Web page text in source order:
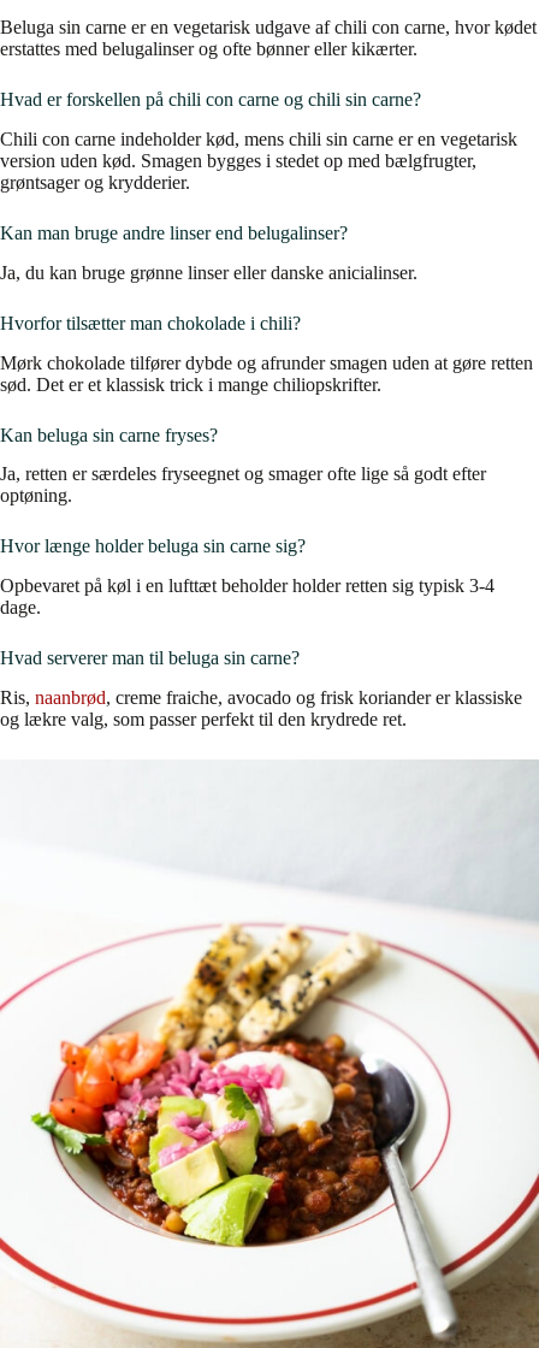
Beluga sin carne er en vegetarisk udgave af chili con carne, hvor kødet
erstattes med belugalinser og ofte bønner eller kikærter.
Hvad er forskellen på chili con carne og chili sin carne?
Chili con carne indeholder kød, mens chili sin carne er en vegetarisk
version uden kød. Smagen bygges i stedet op med bælgfrugter,
grøntsager og krydderier.
Kan man bruge andre linser end belugalinser?
Ja, du kan bruge grønne linser eller danske anicialinser.
Hvorfor tilsætter man chokolade i chili?
Mørk chokolade tilfører dybde og afrunder smagen uden at gøre retten
sød. Det er et klassisk trick i mange chiliopskrifter.
Kan beluga sin carne fryses?
Ja, retten er særdeles fryseegnet og smager ofte lige så godt efter
optøning.
Hvor længe holder beluga sin carne sig?
Opbevaret på køl i en lufttæt beholder holder retten sig typisk 3-4
dage.
Hvad serverer man til beluga sin carne?
Ris, naanbrød, creme fraiche, avocado og frisk koriander er klassiske
og lækre valg, som passer perfekt til den krydrede ret.